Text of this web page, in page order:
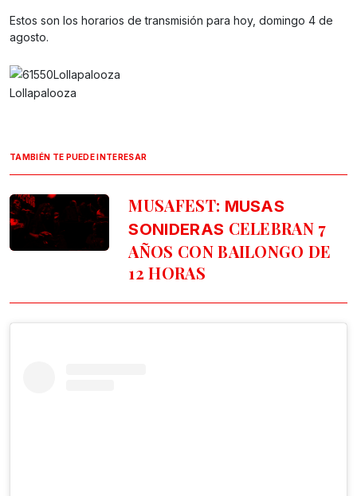
Estos son los horarios de transmisión para hoy, domingo 4 de
agosto.
Lollapalooza
TAMBIÉN TE PUEDE INTERESAR
MUSAFEST: MUSAS
SONIDERAS CELEBRAN 7
AÑOS CON BAILONGO DE
12 HORAS